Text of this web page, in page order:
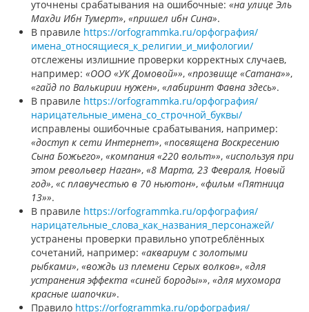
уточнены срабатывания на ошибочные: «на улице Эль
Махди Ибн Тумерт», «пришел ибн Сина».
В правиле https://orfogrammka.ru/орфография/
имена_относящиеся_к_религии_и_мифологии/
отслежены излишние проверки корректных случаев,
например: «ООО «УК Домовой»», «прозвище «Сатана»»,
«гайд по Валькирии нужен», «лабиринт Фавна здесь».
В правиле https://orfogrammka.ru/орфография/
нарицательные_имена_со_строчной_буквы/
исправлены ошибочные срабатывания, например:
«доступ к сети Интернет», «посвящена Воскресению
Сына Божьего», «компания «220 вольт»», «используя при
этом револьвер Наган», «8 Марта, 23 Февраля, Новый
год», «с плавучестью в 70 ньютон», «фильм «Пятница
13»».
В правиле https://orfogrammka.ru/орфография/
нарицательные_слова_как_названия_персонажей/
устранены проверки правильно употреблённых
сочетаний, например: «аквариум с золотыми
рыбками», «вождь из племени Серых волков», «для
устранения эффекта «синей бороды»», «для мухомора
красные шапочки».
Правило https://orfogrammka.ru/орфография/